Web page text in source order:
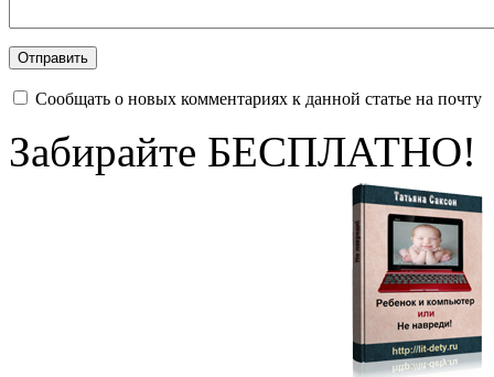
Сообщать о новых комментариях к данной статье на почту
Забирайте БЕСПЛАТНО!